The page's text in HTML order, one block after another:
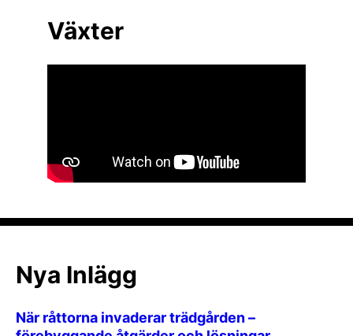
Växter
Nya Inlägg
När råttorna invaderar trädgården –